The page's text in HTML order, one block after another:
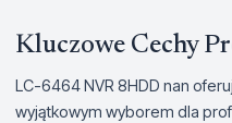
Kluczowe Cechy
LC-6464 NVR 8HDD nan
wyjątkowym wyborem dla